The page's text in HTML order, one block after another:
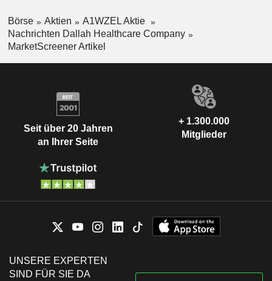
Börse Aktien
A1WZEL Aktie
Nachrichten Dallah Healthcare Company
MarketScreener Artikel
Seit über 20 Jahren
an Ihrer Seite
+ 1.300.000
Mitglieder
UNSERE EXPERTEN
SIND FÜR SIE DA